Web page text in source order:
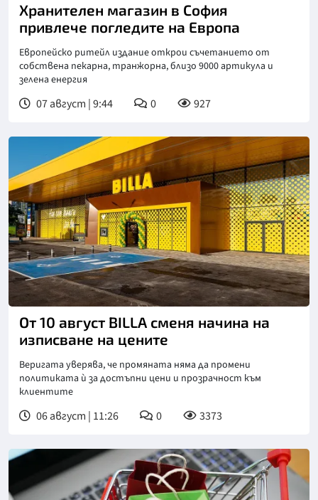
Хранителен магазин в София
привлече погледите на Европа
Европейско ритейл издание открои съчетанието от
собствена пекарна, транжорна, близо 9000 артикула и
зелена енергия
07 август | 9:44 0 927
От 10 август BILLA сменя начина на
изписване на цените
Веригата уверява, че промяната няма да промени
политиката ѝ за достъпни цени и прозрачност към
клиентите
06 август | 11:26 0 3373